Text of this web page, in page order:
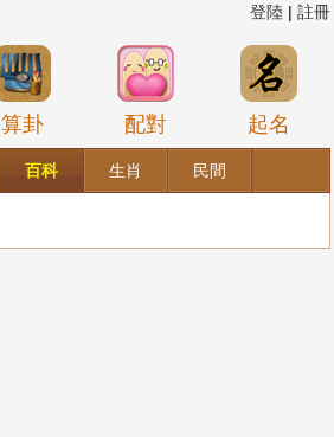
登陸 | 註冊
算卦 配對 起名
百科 生肖 民間